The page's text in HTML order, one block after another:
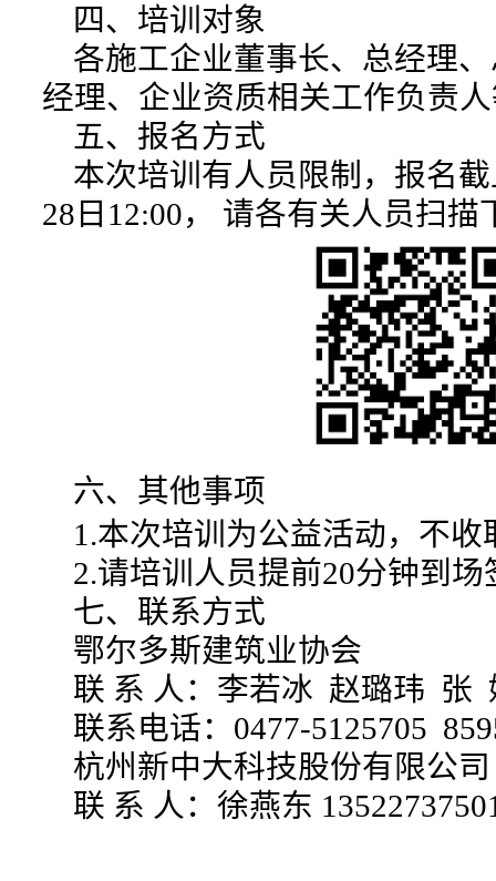
四、培训对象
各施工企业董事长、总经理
经理、企业资质相关工作负责
五、报名方式
本次培训有人员限制，报名截
28日12:00， 请各有关人员扫描
六、其他事项
1.本次培训为公益活动，不收
2.请培训人员提前20分钟到场
七、联系方式
鄂尔多斯建筑业协会
联 系 人：李若冰 赵璐玮 张
联系电话：0477-5125705
杭州新中大科技股份有限公司
联 系 人：徐燕东